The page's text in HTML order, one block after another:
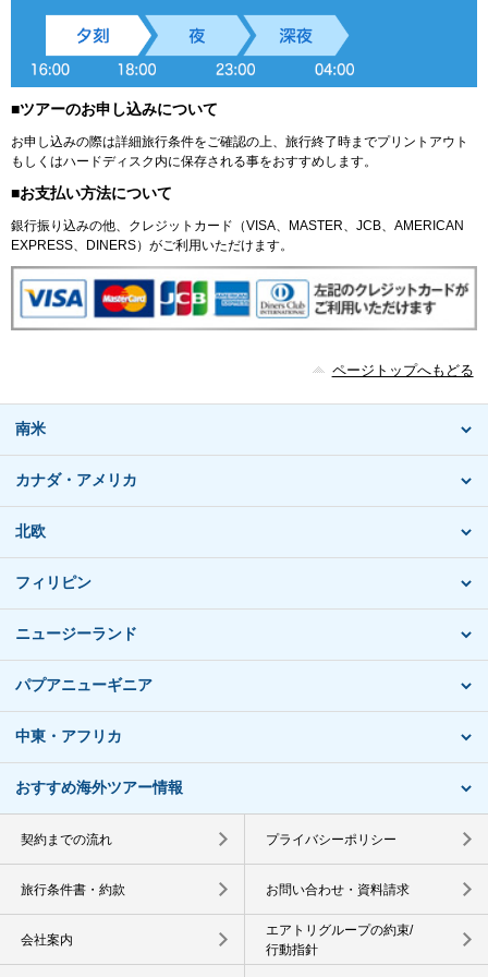
■ツアーのお申し込みについて
お申し込みの際は詳細旅行条件をご確認の上、旅行終了時までプリントアウト
もしくはハードディスク内に保存される事をおすすめします。
■お支払い方法について
銀行振り込みの他、クレジットカード（VISA、MASTER、JCB、AMERICAN
EXPRESS、DINERS）がご利用いただけます。
ページトップへもどる
南米
カナダ・アメリカ
北欧
フィリピン
ニュージーランド
パプアニューギニア
中東・アフリカ
おすすめ海外ツアー情報
契約までの流れ プライバシーポリシー
旅行条件書・約款 お問い合わせ・資料請求
会社案内
エアトリグループの約束/
行動指針